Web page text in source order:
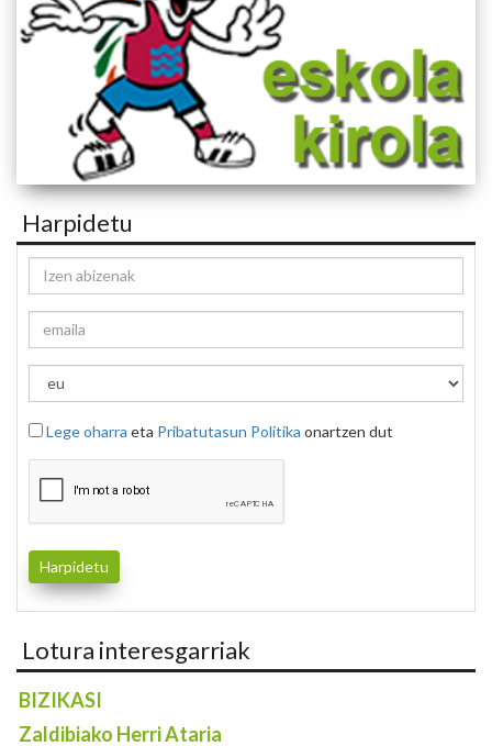
Harpidetu
Lege oharra eta Pribatutasun Politika onartzen dut
Lotura interesgarriak
BIZIKASI
Zaldibiako Herri Ataria